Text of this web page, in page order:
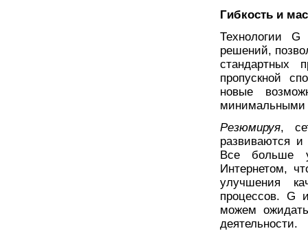
Гибкость и
Технологии
решений,
стандартных
пропускной
новые
минимальными
Резюмируя,
развиваются
Все больше
Интернетом,
улучшения
процессов. G
можем
деятельности.